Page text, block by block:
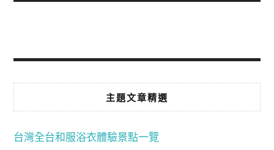
主題文章精選
台灣全台和服浴衣體驗景點一覽